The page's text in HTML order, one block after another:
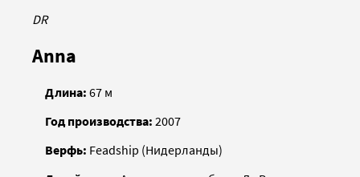
DR
Anna
Длина: 67 м
Год производства: 2007
Верфь: Feadship (Нидерланды)